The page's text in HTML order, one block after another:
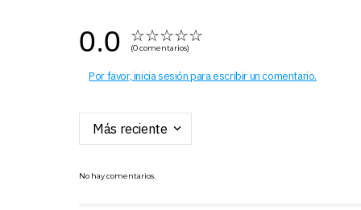
☆☆☆☆☆
0.0 (0 comentarios)
Por favor, inicia sesión para escribir un comentario.
Más reciente
No hay comentarios.